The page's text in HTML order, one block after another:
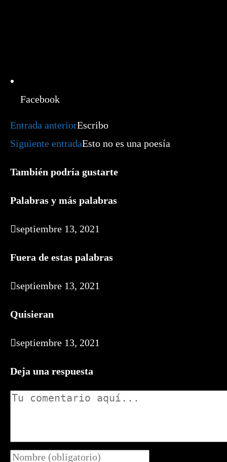
Facebook
Leer
más
artículos
Entrada anteriorEscribo
Siguiente entradaEsto no es una poesía
También podría gustarte
Palabras y más palabras
septiembre 13, 2021
Fuera de estas palabras
septiembre 13, 2021
Quisieran
septiembre 13, 2021
Deja una respuesta
Comentario
Introduce